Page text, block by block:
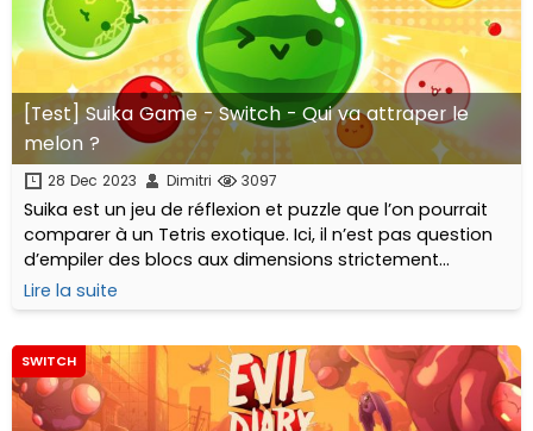
[Test] Suika Game - Switch - Qui va attraper le
melon ?
28 Dec 2023 Dimitri 3097
Suika est un jeu de réflexion et puzzle que l’on pourrait
comparer à un Tetris exotique. Ici, il n’est pas question
d’empiler des blocs aux dimensions strictement
cubiques pour créer des lignes complètes mais...
Lire la suite
SWITCH